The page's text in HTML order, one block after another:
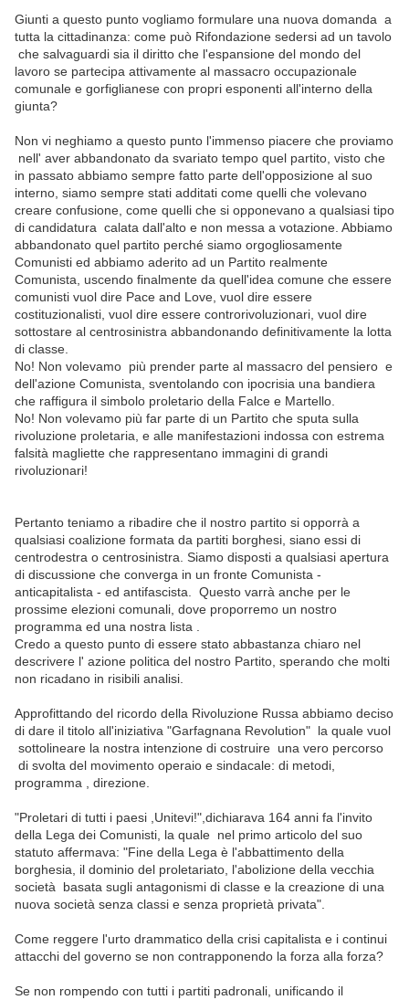
Giunti a questo punto vogliamo formulare una nuova domanda a
tutta la cittadinanza: come può Rifondazione sedersi ad un tavolo
che salvaguardi sia il diritto che l'espansione del mondo del
lavoro se partecipa attivamente al massacro occupazionale
comunale e gorfiglianese con propri esponenti all'interno della
giunta?
Non vi neghiamo a questo punto l'immenso piacere che proviamo
nell' aver abbandonato da svariato tempo quel partito, visto che
in passato abbiamo sempre fatto parte dell'opposizione al suo
interno, siamo sempre stati additati come quelli che volevano
creare confusione, come quelli che si opponevano a qualsiasi tipo
di candidatura calata dall'alto e non messa a votazione. Abbiamo
abbandonato quel partito perché siamo orgogliosamente
Comunisti ed abbiamo aderito ad un Partito realmente
Comunista, uscendo finalmente da quell'idea comune che essere
comunisti vuol dire Pace and Love, vuol dire essere
costituzionalisti, vuol dire essere controrivoluzionari, vuol dire
sottostare al centrosinistra abbandonando definitivamente la lotta
di classe.
No! Non volevamo più prender parte al massacro del pensiero e
dell'azione Comunista, sventolando con ipocrisia una bandiera
che raffigura il simbolo proletario della Falce e Martello.
No! Non volevamo più far parte di un Partito che sputa sulla
rivoluzione proletaria, e alle manifestazioni indossa con estrema
falsità magliette che rappresentano immagini di grandi
rivoluzionari!
Pertanto teniamo a ribadire che il nostro partito si opporrà a
qualsiasi coalizione formata da partiti borghesi, siano essi di
centrodestra o centrosinistra. Siamo disposti a qualsiasi apertura
di discussione che converga in un fronte Comunista -
anticapitalista - ed antifascista. Questo varrà anche per le
prossime elezioni comunali, dove proporremo un nostro
programma ed una nostra lista .
Credo a questo punto di essere stato abbastanza chiaro nel
descrivere l' azione politica del nostro Partito, sperando che molti
non ricadano in risibili analisi.
Approfittando del ricordo della Rivoluzione Russa abbiamo deciso
di dare il titolo all'iniziativa "Garfagnana Revolution" la quale vuol
sottolineare la nostra intenzione di costruire una vero percorso
di svolta del movimento operaio e sindacale: di metodi,
programma , direzione.
"Proletari di tutti i paesi ,Unitevi!",dichiarava 164 anni fa l'invito
della Lega dei Comunisti, la quale nel primo articolo del suo
statuto affermava: "Fine della Lega è l'abbattimento della
borghesia, il dominio del proletariato, l'abolizione della vecchia
società basata sugli antagonismi di classe e la creazione di una
nuova società senza classi e senza proprietà privata".
Come reggere l'urto drammatico della crisi capitalista e i continui
attacchi del governo se non contrapponendo la forza alla forza?
Se non rompendo con tutti i partiti padronali, unificando il